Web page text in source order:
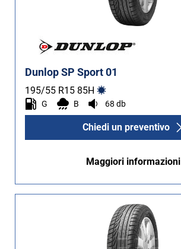
Dunlop SP Sport 01
195/55 R15 85H
G B 68 db
Chiedi un preventivo
Maggiori informazioni